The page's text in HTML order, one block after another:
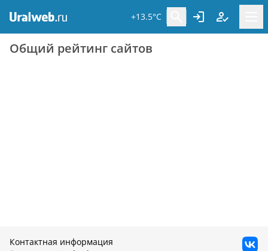
+13.5°C
Общий рейтинг сайтов
Контактная информация